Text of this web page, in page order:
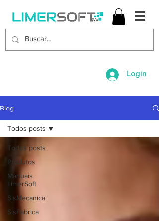
Login
Blog
Todos posts
Produtos
Manuais
LimerSoft
SisMecanica
SisFabrica
Todos posts